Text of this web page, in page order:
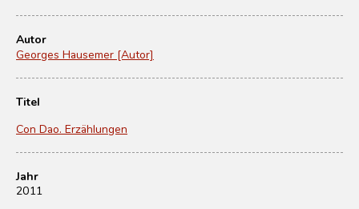
Autor
Georges Hausemer [Autor]
Titel
Con Dao. Erzählungen
Jahr
2011